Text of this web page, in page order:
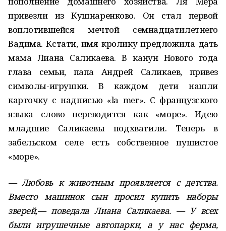
привезли из Кушнаренково. Он стал первой
воплотившейся мечтой семнадцатилетнего
Вадима. Кстати, имя кролику предложила дать
мама Лиана Саликаева. В канун Нового года
глава семьи, папа Андрей Саликаев, привез
символы-игрушки. В каждом дети нашли
карточку с надписью «la mer». С французского
языка слово переводится как «море». Идею
младшие Саликаевы подхватили. Теперь в
забельском селе есть собственное пушистое
«море».
— Любовь к животным проявляется с детства.
Вместо машинок сын просил купить наборы
зверей,— поведала Лиана Саликаева. — У всех
были игрушечные автопарки, а у нас ферма,